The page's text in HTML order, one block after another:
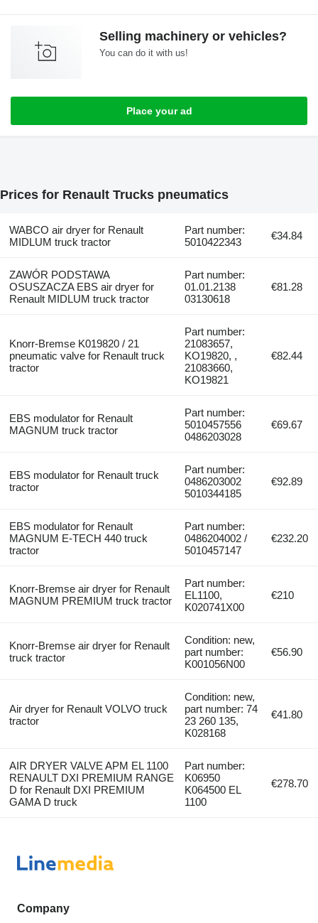
Selling machinery or vehicles?
You can do it with us!
Place your ad
Prices for Renault Trucks pneumatics
WABCO air dryer for Renault
MIDLUM truck tractor
Part number:
5010422343
€34.84
ZAWÓR PODSTAWA
OSUSZACZA EBS air dryer for
Renault MIDLUM truck tractor
Part number:
01.01.2138
03130618
€81.28
Knorr-Bremse K019820 / 21
pneumatic valve for Renault truck
tractor
Part number:
21083657,
KO19820, ,
21083660,
KO19821
€82.44
EBS modulator for Renault
MAGNUM truck tractor
Part number:
5010457556
0486203028
€69.67
EBS modulator for Renault truck
tractor
Part number:
0486203002
5010344185
€92.89
EBS modulator for Renault
MAGNUM E-TECH 440 truck
tractor
Part number:
0486204002 /
5010457147
€232.20
Knorr-Bremse air dryer for Renault
MAGNUM PREMIUM truck tractor
Part number:
EL1100,
K020741X00
€210
Knorr-Bremse air dryer for Renault
truck tractor
Condition: new,
part number:
K001056N00
€56.90
Air dryer for Renault VOLVO truck
tractor
Condition: new,
part number: 74
23 260 135,
K028168
€41.80
AIR DRYER VALVE APM EL 1100
RENAULT DXI PREMIUM RANGE
D for Renault DXI PREMIUM
GAMA D truck
Part number:
K06950
K064500 EL
1100
€278.70
Company